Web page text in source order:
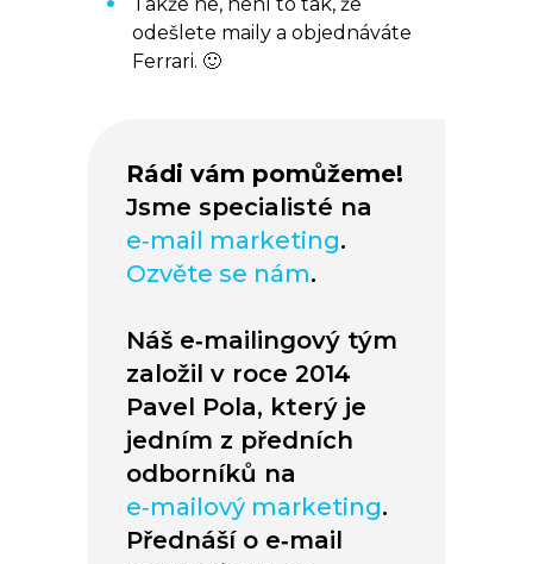
odešlete maily a objednáváte
Ferrari. 🙂
Rádi vám pomůžeme!
Jsme specialisté na
e‑mail marketing.
Ozvěte se nám.
Náš e‑mailingový tým
založil v roce 2014
Pavel Pola, který je
jedním z předních
odborníků na
e‑mailový marketing.
Přednáší o e‑mail